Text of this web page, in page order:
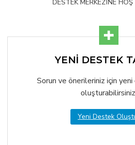
DESTEK MERKEZİNE
YENİ DESTEK
Sorun ve önerileriniz için
Yeni Destek